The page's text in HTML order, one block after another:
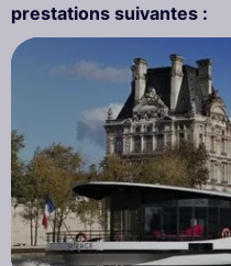
prestations suivantes :